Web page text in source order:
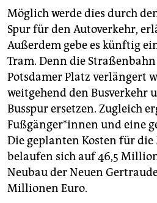
Möglich werde dies durch
Spur für den Autoverkehr,
Außerdem gebe es künftig
Tram. Denn die
Potsdamer Platz verlängert
weitgehend den Busverkehr
Busspur ersetzen. Zugleich
Fuß­gän­ge­r*in­nen und eine
Die geplanten Kosten für
belaufen sich auf 46,5
Neubau der Neuen
Millionen Euro.